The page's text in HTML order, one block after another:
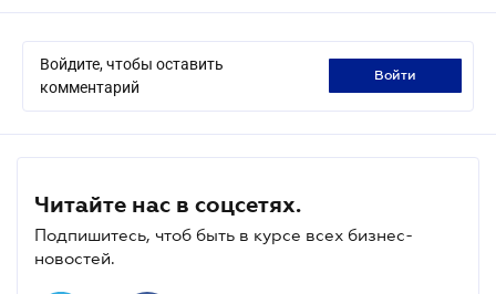
Войдите, чтобы оставить
комментарий
войти
Читайте нас в соцсетях.
Подпишитесь, чтоб быть в курсе всех бизнес-
новостей.